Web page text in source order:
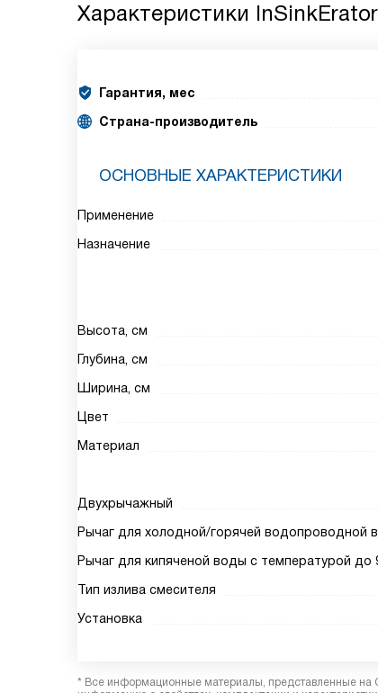
Характеристики
Гарантия, мес
Страна-производитель
ОСНОВНЫЕ ХАРАКТЕРИСТИКИ
Применение
Назначение
Высота, см
Глубина, см
Ширина, см
Цвет
Материал
Двухрычажный
Рычаг для холодной/горячей водопроводной
Рычаг для кипяченой воды с температурой до
Тип излива смесителя
Установка
* Все информационные материалы, представленные на